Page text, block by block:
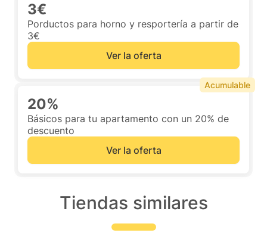
3€
Porductos para horno y resportería a partir de
3€
Ver la oferta
20%
Básicos para tu apartamento con un 20% de
descuento
Ver la oferta
Acumulable
Tiendas similares